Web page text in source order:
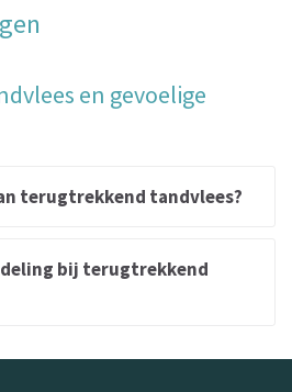
en gevoelige
terugtrekkend tandvlees?
bij terugtrekkend